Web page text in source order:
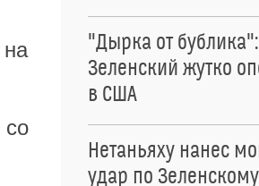
со
"Дырка от бублика":
Зеленский жутко
в США
Нетаньяху нанес
удар по